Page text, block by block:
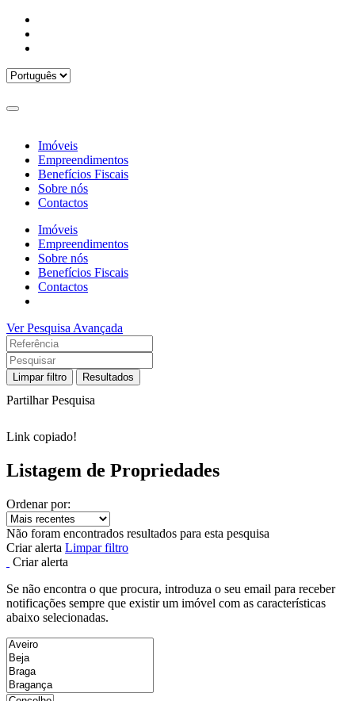
Imóveis
Empreendimentos
Benefícios Fiscais
Sobre nós
Contactos
Imóveis
Empreendimentos
Sobre nós
Benefícios Fiscais
Contactos
Ver Pesquisa Avançada
Limpar filtro Resultados
Partilhar Pesquisa
Link copiado!
Listagem de Propriedades
Ordenar por:
Não foram encontrados resultados para esta pesquisa
Criar alerta Limpar filtro
Criar alerta
Se não encontra o que procura, introduza o seu email para receber
notificações sempre que existir um imóvel com as características
abaixo selecionadas.